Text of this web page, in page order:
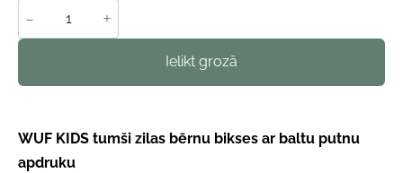
- +
Ielikt grozā
WUF KIDS tumši zilas bērnu bikses ar baltu putnu
apdruku